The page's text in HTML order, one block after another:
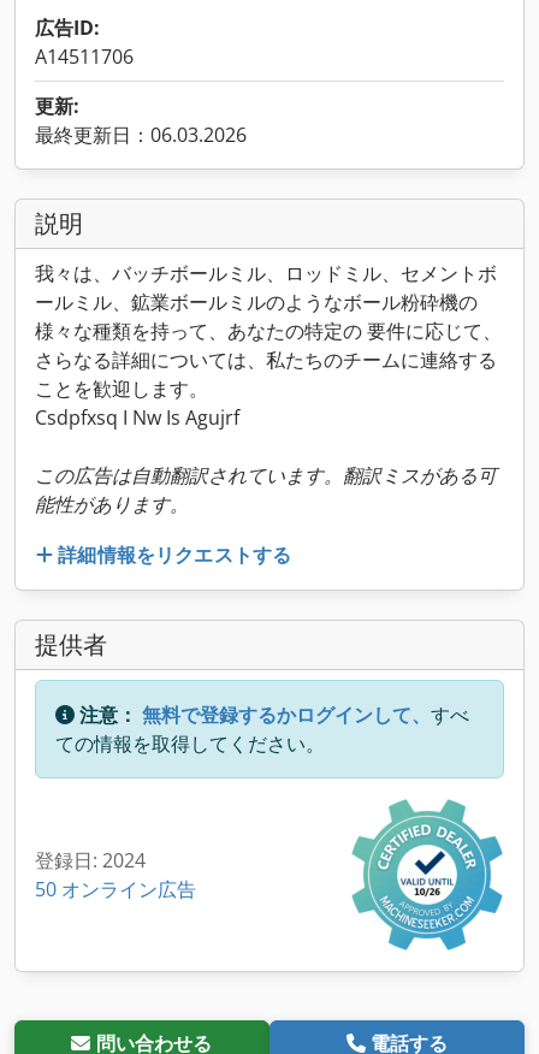
広告ID:
A14511706
更新:
最終更新日：06.03.2026
説明
我々は、バッチボールミル、ロッドミル、セメントボ
ールミル、鉱業ボールミルのようなボール粉砕機の
様々な種類を持って、あなたの特定の 要件に応じて、
さらなる詳細については、私たちのチームに連絡する
ことを歓迎します。
Csdpfxsq I Nw Is Agujrf
この広告は自動翻訳されています。翻訳ミスがある可
能性があります。
詳細情報をリクエストする
提供者
注意： 無料で登録するかログインして、 すべ
ての情報を取得してください。
登録日: 2024
50 オンライン広告
問い合わせる 電話する